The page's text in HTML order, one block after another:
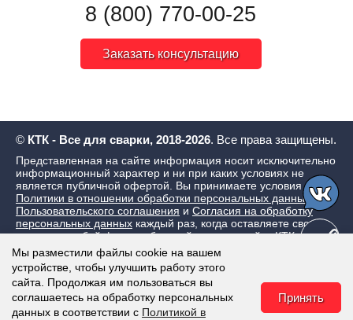
8 (800) 770-00-25
Заказать консультацию
Мы разместили файлы cookie на вашем
устройстве, чтобы улучшить работу этого
сайта. Продолжая им пользоваться вы
соглашаетесь на обработку персональных
данных в соответствии с Политикой в
Принять
© КТК - Все для сварки, 2018-2026. Все права защищены.
Представленная на сайте информация носит исключительно
информационный характер и ни при каких условиях не
является публичной офертой. Вы принимаете условия
Политики в отношении обработки персональных данных ,
Пользовательского соглашения и Согласия на обработку
персональных данных каждый раз, когда оставляете свои
данные в любой форме обратной связи на сайте КТК - Все
для сварки